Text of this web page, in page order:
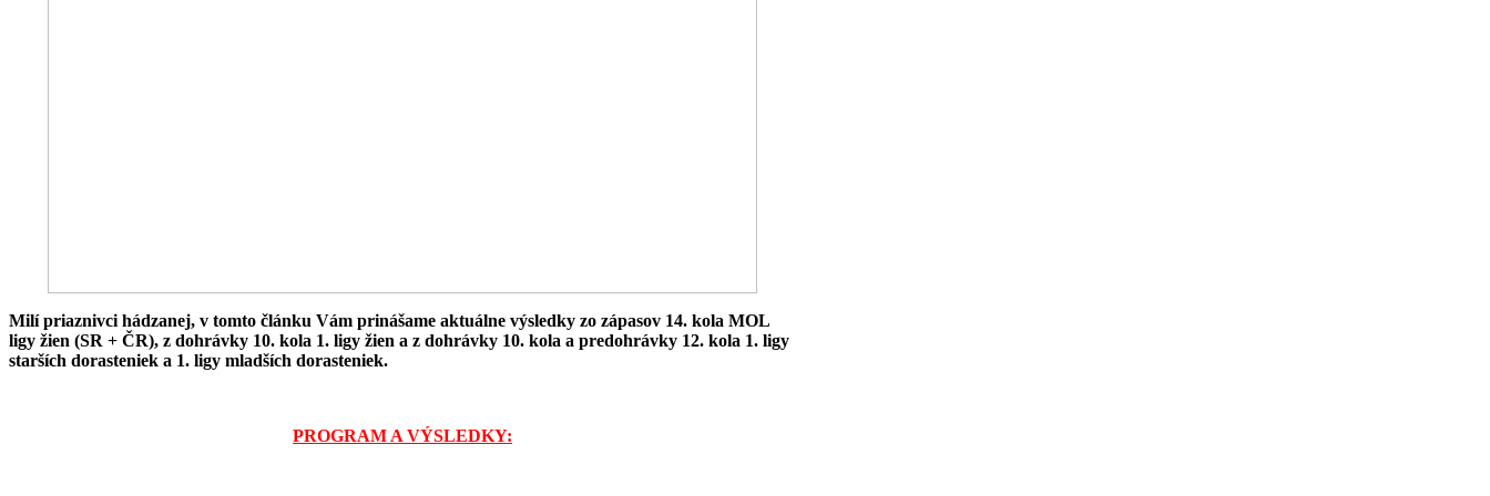
Milí priaznivci hádzanej, v tomto článku Vám prinášame aktuálne výsledky zo zápasov 14. kola MOL
ligy žien (SR + ČR), z dohrávky 10. kola 1. ligy žien a z dohrávky 10. kola a predohrávky 12. kola 1. ligy
starších dorasteniek a 1. ligy mladších dorasteniek.
PROGRAM A VÝSLEDKY: